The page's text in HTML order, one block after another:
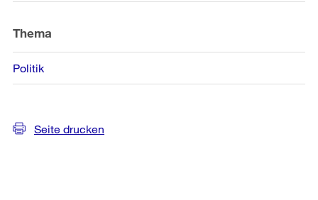
Thema
Politik
Seite drucken